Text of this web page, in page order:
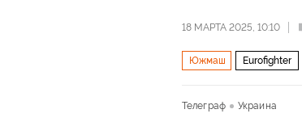
18 МАРТА 2025, 10:10
Южмаш Eurofighter
Телеграф Украина